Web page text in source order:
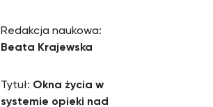
Redakcja naukowa:
Beata Krajewska
Tytuł: Okna życia w
systemie opieki nad